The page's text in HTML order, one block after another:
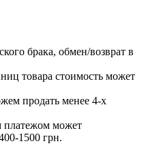
брака, обмен/возврат в
товара стоимость может
продать менее 4-х
может
1500 грн.